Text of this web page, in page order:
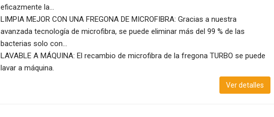
eficazmente la...
LIMPIA MEJOR CON UNA FREGONA DE MICROFIBRA: Gracias a nuestra
avanzada tecnología de microfibra, se puede eliminar más del 99 % de las
bacterias solo con...
LAVABLE A MÁQUINA: El recambio de microfibra de la fregona TURBO se puede
lavar a máquina.
Ver detalles